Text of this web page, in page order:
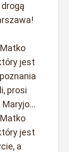
jest
prosi
Maryjo…
jest
a